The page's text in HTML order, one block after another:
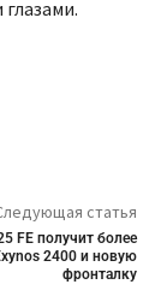
статья
FE получит более
2400 и новую
фронталку